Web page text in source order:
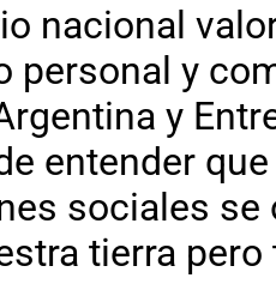
nacional
personal y
y
entender
sociales
tierra